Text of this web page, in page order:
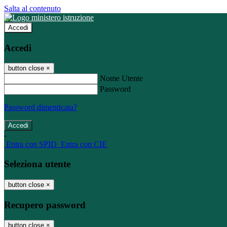
Salta al contenuto
Accedi
Accedi
button close ×
Nome Utente
Password
Password dimenticata?
-
Entra con SPID Entra con CIE
Seleziona utente
button close ×
Recupero password
button close ×